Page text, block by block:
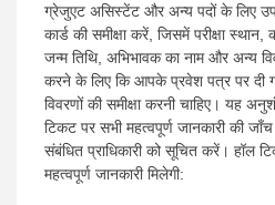
ग्रेजुएट असिस्टेंट और अन्य पदों के लिए
कार्ड की समीक्षा करें, जिसमें परीक्षा
जन्म तिथि, अभिभावक का नाम और अन्य
करने के लिए कि आपके प्रवेश पत्र पर दी
विवरणों की समीक्षा करनी चाहिए। यह
टिकट पर सभी महत्वपूर्ण जानकारी की
संबंधित प्राधिकारी को सूचित करें। हॉल
महत्वपूर्ण जानकारी मिलेगी: